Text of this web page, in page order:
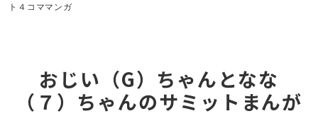
ト４コママンガ
おじい（G）ちゃんとなな
（７）ちゃんのサミットまんが